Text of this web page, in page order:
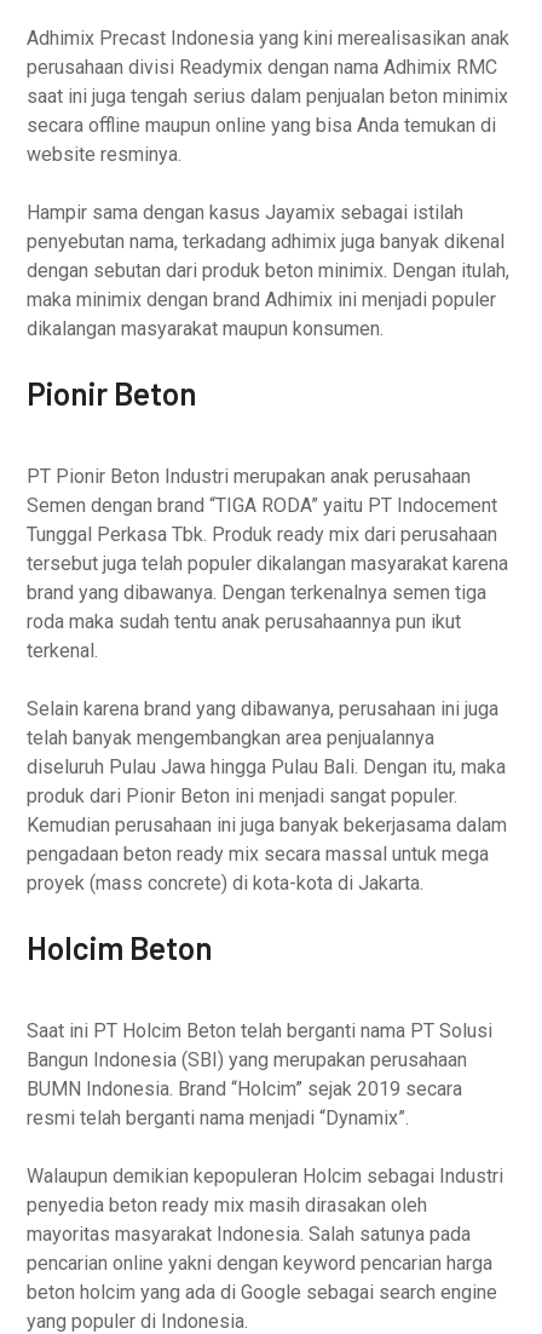
Adhimix Precast Indonesia yang kini merealisasikan anak
perusahaan divisi Readymix dengan nama Adhimix RMC
saat ini juga tengah serius dalam penjualan beton minimix
secara offline maupun online yang bisa Anda temukan di
website resminya.
Hampir sama dengan kasus Jayamix sebagai istilah
penyebutan nama, terkadang adhimix juga banyak dikenal
dengan sebutan dari produk beton minimix. Dengan itulah,
maka minimix dengan brand Adhimix ini menjadi populer
dikalangan masyarakat maupun konsumen.
Pionir Beton
PT Pionir Beton Industri merupakan anak perusahaan
Semen dengan brand “TIGA RODA” yaitu PT Indocement
Tunggal Perkasa Tbk. Produk ready mix dari perusahaan
tersebut juga telah populer dikalangan masyarakat karena
brand yang dibawanya. Dengan terkenalnya semen tiga
roda maka sudah tentu anak perusahaannya pun ikut
terkenal.
Selain karena brand yang dibawanya, perusahaan ini juga
telah banyak mengembangkan area penjualannya
diseluruh Pulau Jawa hingga Pulau Bali. Dengan itu, maka
produk dari Pionir Beton ini menjadi sangat populer.
Kemudian perusahaan ini juga banyak bekerjasama dalam
pengadaan beton ready mix secara massal untuk mega
proyek (mass concrete) di kota-kota di Jakarta.
Holcim Beton
Saat ini PT Holcim Beton telah berganti nama PT Solusi
Bangun Indonesia (SBI) yang merupakan perusahaan
BUMN Indonesia. Brand “Holcim” sejak 2019 secara
resmi telah berganti nama menjadi “Dynamix”.
Walaupun demikian kepopuleran Holcim sebagai Industri
penyedia beton ready mix masih dirasakan oleh
mayoritas masyarakat Indonesia. Salah satunya pada
pencarian online yakni dengan keyword pencarian harga
beton holcim yang ada di Google sebagai search engine
yang populer di Indonesia.